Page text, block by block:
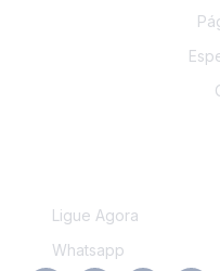
Ligue Agora
Whatsapp